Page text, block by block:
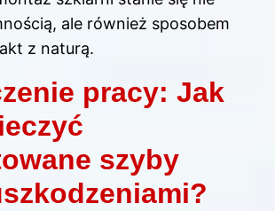
ale również sposobem
z naturą.
pracy: Jak
szyby